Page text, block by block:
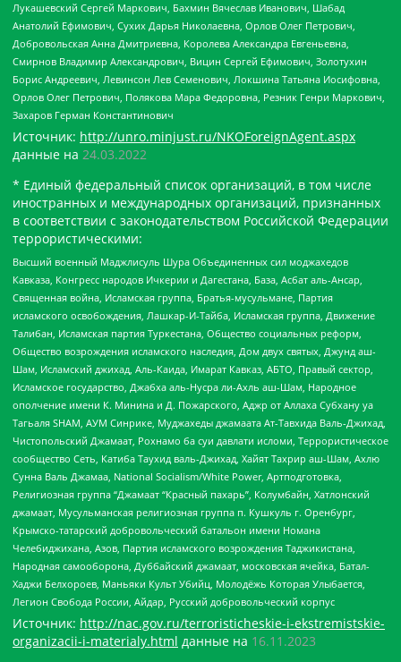
Лукашевский Сергей Маркович, Бахмин Вячеслав Иванович, Шабад
Анатолий Ефимович, Сухих Дарья Николаевна, Орлов Олег Петрович,
Добровольская Анна Дмитриевна, Королева Александра Евгеньевна,
Смирнов Владимир Александрович, Вицин Сергей Ефимович, Золотухин
Борис Андреевич, Левинсон Лев Семенович, Локшина Татьяна Иосифовна,
Орлов Олег Петрович, Полякова Мара Федоровна, Резник Генри Маркович,
Захаров Герман Константинович
Источник: http://unro.minjust.ru/NKOForeignAgent.aspx
данные на 24.03.2022
* Единый федеральный список организаций, в том числе
иностранных и международных организаций, признанных
в соответствии с законодательством Российской Федерации
террористическими:
Высший военный Маджлисуль Шура Объединенных сил моджахедов
Кавказа, Конгресс народов Ичкерии и Дагестана, База, Асбат аль-Ансар,
Священная война, Исламская группа, Братья-мусульмане, Партия
исламского освобождения, Лашкар-И-Тайба, Исламская группа, Движение
Талибан, Исламская партия Туркестана, Общество социальных реформ,
Общество возрождения исламского наследия, Дом двух святых, Джунд аш-
Шам, Исламский джихад, Аль-Каида, Имарат Кавказ, АБТО, Правый сектор,
Исламское государство, Джабха аль-Нусра ли-Ахль аш-Шам, Народное
ополчение имени К. Минина и Д. Пожарского, Аджр от Аллаха Субхану уа
Тагьаля SHAM, АУМ Синрике, Муджахеды джамаата Ат-Тавхида Валь-Джихад,
Чистопольский Джамаат, Рохнамо ба суи давлати исломи, Террористическое
сообщество Сеть, Катиба Таухид валь-Джихад, Хайят Тахрир аш-Шам, Ахлю
Сунна Валь Джамаа, National Socialism/White Power, Артподготовка,
Религиозная группа “Джамаат “Красный пахарь”, Колумбайн, Хатлонский
джамаат, Мусульманская религиозная группа п. Кушкуль г. Оренбург,
Крымско-татарский добровольческий батальон имени Номана
Челебиджихана, Азов, Партия исламского возрождения Таджикистана,
Народная самооборона, Дуббайский джамаат, московская ячейка, Батал-
Хаджи Белхороев, Маньяки Культ Убийц, Молодёжь Которая Улыбается,
Легион Свобода России, Айдар, Русский добровольческий корпус
Источник: http://nac.gov.ru/terroristicheskie-i-ekstremistskie-
organizacii-i-materialy.html данные на 16.11.2023